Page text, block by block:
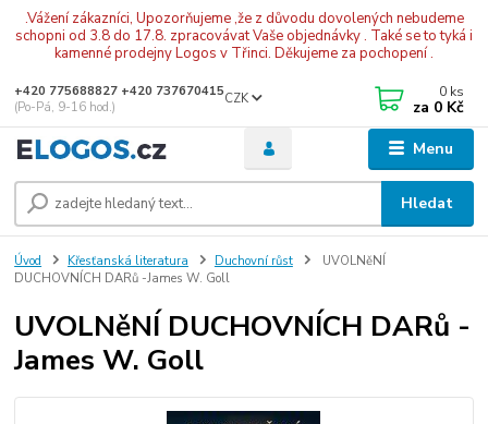
.Vážení zákazníci, Upozorňujeme ,že z důvodu dovolených nebudeme
schopni od 3.8 do 17.8. zpracovávat Vaše objednávky . Také se to tyká i
kamenné prodejny Logos v Třinci. Děkujeme za pochopení .
Menu
CZK
Hledat
+420 775688827 +420 737670415
(Po-Pá, 9-16 hod.)
0 ks
za 0 Kč
Úvod Křesťanská literatura Duchovní růst
UVOLNěNÍ
DUCHOVNÍCH DARů -James W. Goll
UVOLNěNÍ DUCHOVNÍCH DARů -
James W. Goll